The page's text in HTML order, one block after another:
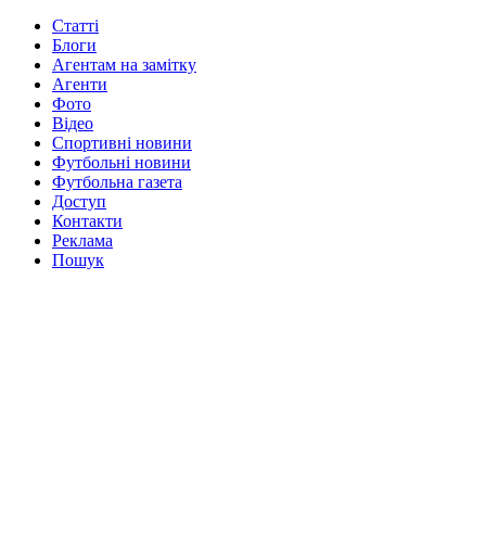
Статті
Блоги
Агентам на замітку
Агенти
Фото
Відео
Спортивні новини
Футбольні новини
Футбольна газета
Доступ
Контакти
Реклама
Пошук